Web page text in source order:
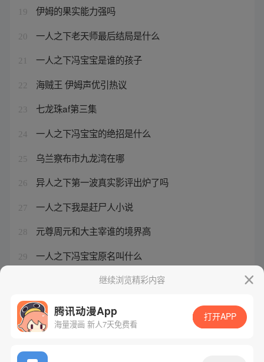
19 伊姆的果实能力强吗
20 一人之下老天师最后结局是什么
21 一人之下冯宝宝是谁的孩子
22 海贼王 伊姆声优引热议
23 七龙珠af第三集
24 一人之下冯宝宝的绝招是什么
25 乌兰察布市九龙湾在哪
26 异人之下第一波真实影评出炉了吗
27 一人之下我是赶尸人小说
28 元尊周元和大主宰谁的境界高
29 一人之下冯宝宝原名叫什么
狂心冰王现在能买吗继续浏览精彩内容
腾讯动漫App
海量漫画 新人7天免费看
打开APP